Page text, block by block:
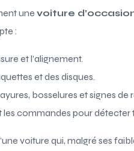
une voiture
:
et l’alignement.
et des disques.
bosselures et signes de
les commandes pour
voiture qui, malgré ses